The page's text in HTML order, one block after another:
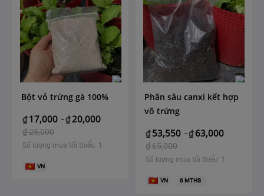
Bột vỏ trứng gà 100%
₫ 17,000 -₫ 20,000
₫25,000
Số lượng mua tối thiểu: 1
VN
Phân sâu canxi kết hợp
võ trứng
₫ 53,550 -₫ 63,000
₫65,000
Số lượng mua tối thiểu: 1
VN 6 MTHS